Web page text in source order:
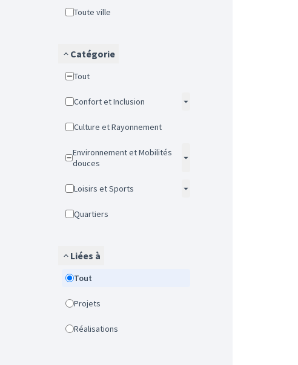
Toute ville
Catégorie
Tout
Confort et Inclusion
Culture et Rayonnement
Environnement et Mobilités
douces
Loisirs et Sports
Quartiers
Liées à
Tout
Projets
Réalisations